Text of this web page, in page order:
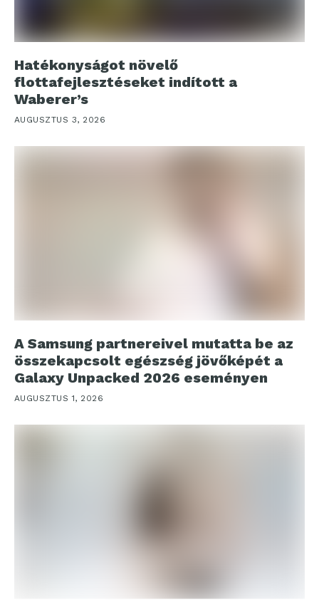
Hatékonyságot növelő
flottafejlesztéseket indított a
Waberer’s
AUGUSZTUS 3, 2026
A Samsung partnereivel mutatta be az
összekapcsolt egészség jövőképét a
Galaxy Unpacked 2026 eseményen
AUGUSZTUS 1, 2026